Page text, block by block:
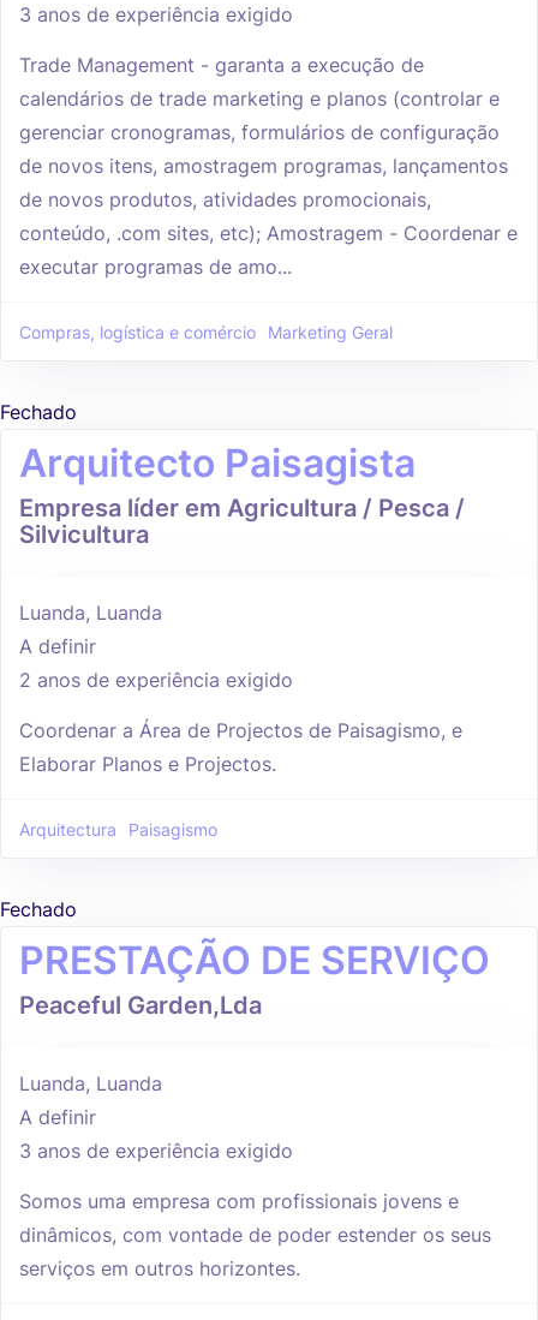
3 anos de experiência exigido
Trade Management - garanta a execução de
calendários de trade marketing e planos (controlar e
gerenciar cronogramas, formulários de configuração
de novos itens, amostragem programas, lançamentos
de novos produtos, atividades promocionais,
conteúdo, .com sites, etc); Amostragem - Coordenar e
executar programas de amo...
Compras, logística e comércio Marketing Geral
Fechado
Arquitecto Paisagista
Empresa líder em Agricultura / Pesca /
Silvicultura
Luanda, Luanda
A definir
2 anos de experiência exigido
Coordenar a Área de Projectos de Paisagismo, e
Elaborar Planos e Projectos.
Arquitectura Paisagismo
Fechado
PRESTAÇÃO DE SERVIÇO
Peaceful Garden,Lda
Luanda, Luanda
A definir
3 anos de experiência exigido
Somos uma empresa com profissionais jovens e
dinâmicos, com vontade de poder estender os seus
serviços em outros horizontes.